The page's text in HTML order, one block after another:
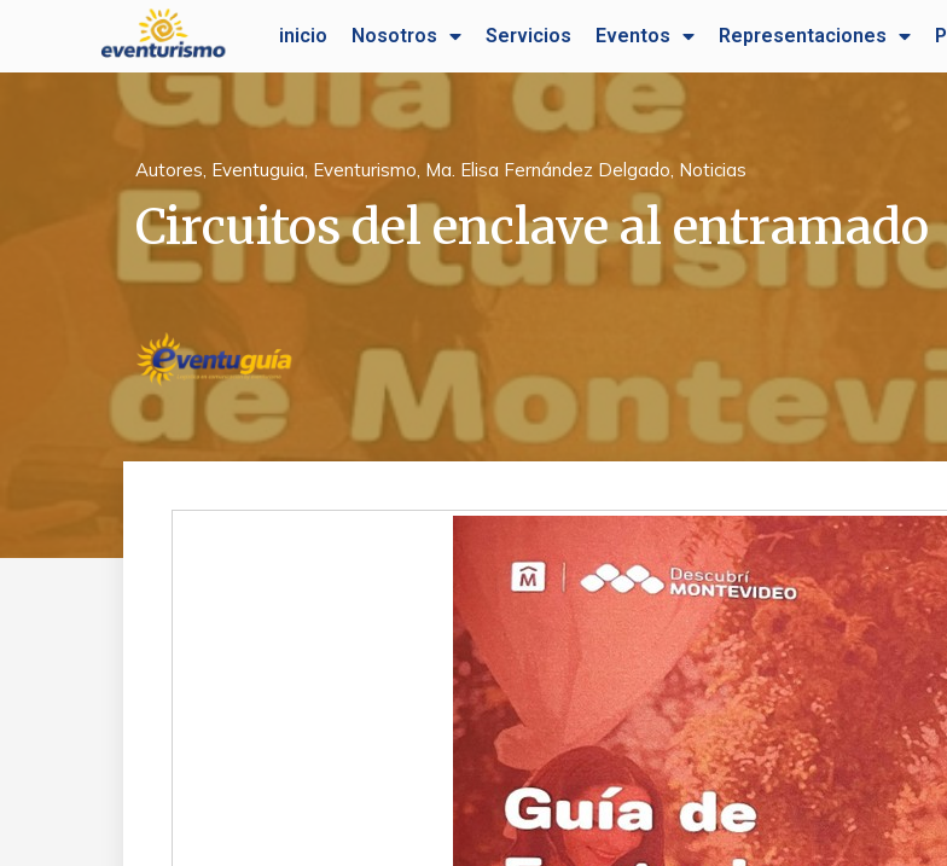
inicio Nosotros Servicios Eventos Representaciones
Autores, Eventuguia, Eventurismo, Ma. Elisa Fernández Delgado, Noticias
Circuitos del enclave al entramado